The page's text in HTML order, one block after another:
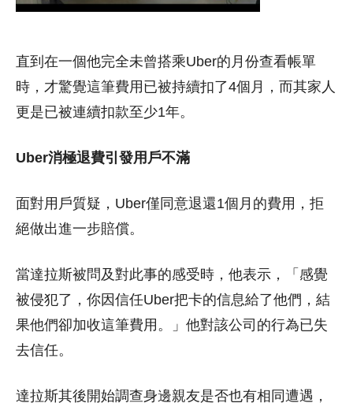
直到在一個他完全未曾搭乘Uber的月份查看帳單
時，才驚覺這筆費用已被持續扣了4個月，而其家人
更是已被連續扣款至少1年。
Uber消極退費引發用戶不滿
面對用戶質疑，Uber僅同意退還1個月的費用，拒
絕做出進一步賠償。
當達拉斯被問及對此事的感受時，他表示，「感覺
被侵犯了，你因信任Uber把卡的信息給了他們，結
果他們卻加收這筆費用。」他對該公司的行為已失
去信任。
達拉斯其後開始調查身邊親友是否也有相同遭遇，